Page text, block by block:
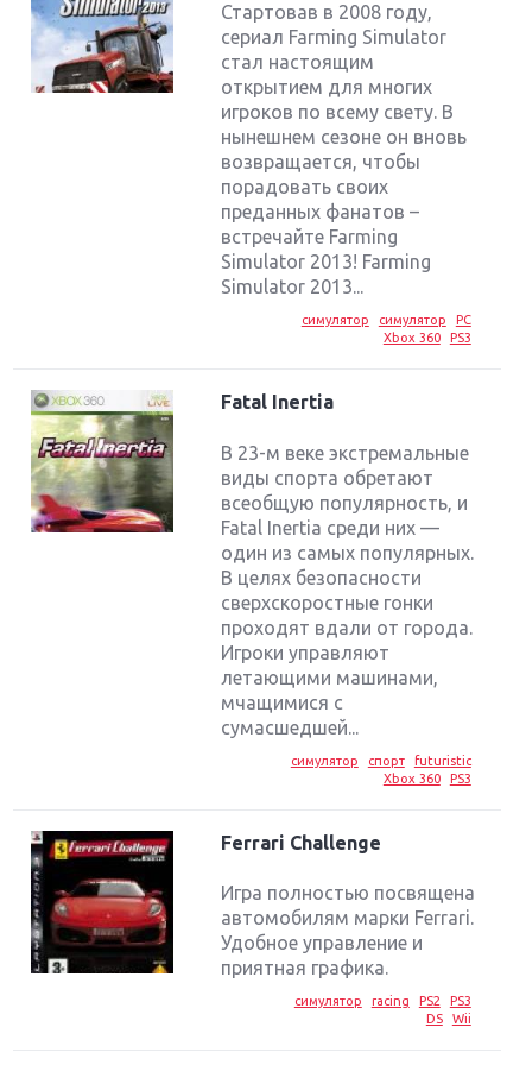
Стартовав в 2008 году,
сериал Farming Simulator
стал настоящим
открытием для многих
игроков по всему свету. В
нынешнем сезоне он вновь
возвращается, чтобы
порадовать своих
преданных фанатов –
встречайте Farming
Simulator 2013! Farming
Simulator 2013...
симулятор симулятор
PC
Xbox 360
PS3
Fatal Inertia
В 23-м веке экстремальные
виды спорта обретают
всеобщую популярность, и
Fatal Inertia среди них —
один из самых популярных.
В целях безопасности
сверхскоростные гонки
проходят вдали от города.
Игроки управляют
летающими машинами,
мчащимися с
сумасшедшей...
симулятор спорт
futuristic
Xbox 360
PS3
Ferrari Challenge
Игра полностью посвящена
автомобилям марки Ferrari.
Удобное управление и
приятная графика.
симулятор racing PS2
PS3
DS
Wii